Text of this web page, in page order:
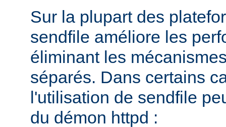
Sur la plupart des
sendfile améliore les
éliminant les
séparés. Dans certains
l'utilisation de sendfile
du démon httpd :